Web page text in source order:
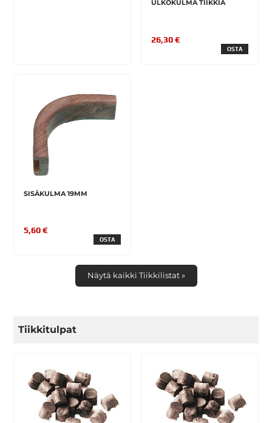
ULKOKULMA TIIKKIÄ
26,30 €
OSTA
SISÄKULMA 19MM
5,60 €
OSTA
Näytä kaikki Tiikkilistat »
Tiikkitulpat